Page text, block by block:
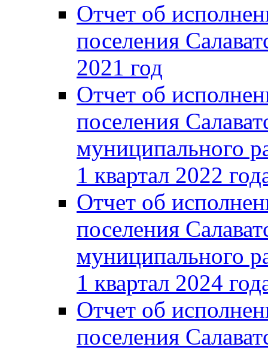
Отчет об
поселения
2021 год
Отчет об
поселения
муниципального
1 квартал 2022
Отчет об
поселения
муниципального
1 квартал 2024
Отчет об
поселения